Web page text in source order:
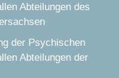
Abteilungen des
der Psychischen
Abteilungen der